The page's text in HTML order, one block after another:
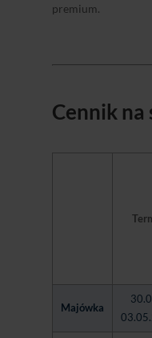
premium.
Cennik na
Majówka